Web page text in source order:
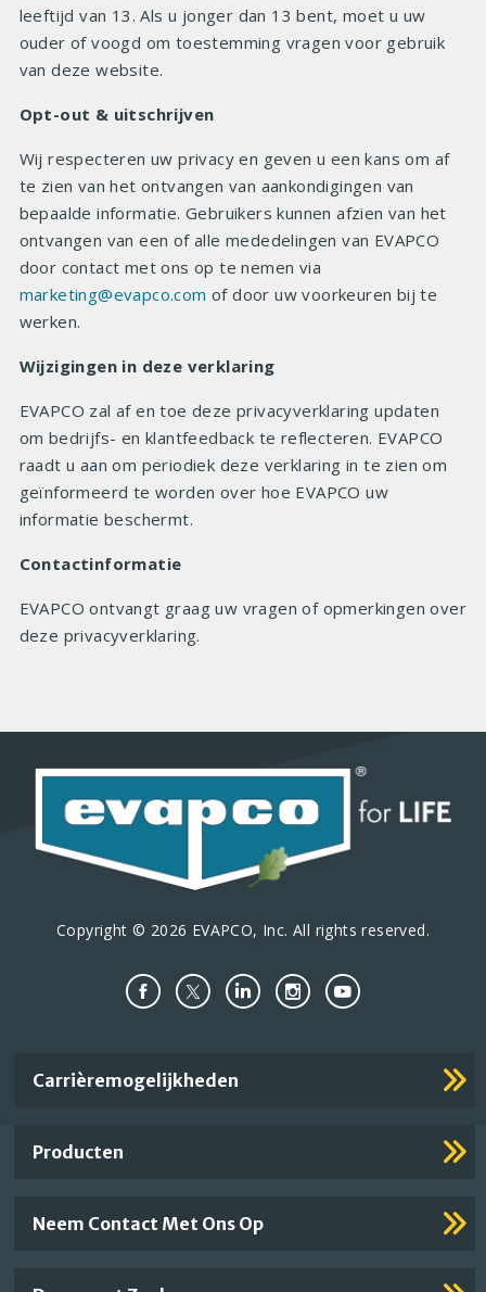
leeftijd van 13. Als u jonger dan 13 bent, moet u uw
ouder of voogd om toestemming vragen voor gebruik
van deze website.
Opt-out & uitschrijven
Wij respecteren uw privacy en geven u een kans om af
te zien van het ontvangen van aankondigingen van
bepaalde informatie. Gebruikers kunnen afzien van het
ontvangen van een of alle mededelingen van EVAPCO
door contact met ons op te nemen via
marketing@evapco.com of door uw voorkeuren bij te
werken.
Wijzigingen in deze verklaring
EVAPCO zal af en toe deze privacyverklaring updaten
om bedrijfs- en klantfeedback te reflecteren. EVAPCO
raadt u aan om periodiek deze verklaring in te zien om
geïnformeerd te worden over hoe EVAPCO uw
informatie beschermt.
Contactinformatie
EVAPCO ontvangt graag uw vragen of opmerkingen over
deze privacyverklaring.
Copyright © 2026 EVAPCO, Inc. All rights reserved.
Important
Carrièremogelijkheden
Producten
Neem Contact Met Ons Op